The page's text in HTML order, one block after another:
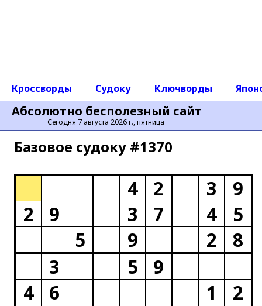
Абсолютно бесполезный сайт
Сегодня 7 августа 2026 г., пятница
Кроссворды Судоку Ключворды
Базовое cудоку #1370
4 2 3
9
2
9 3 7 4
5
5
9 2
8
3
5
9
4
6 1
2